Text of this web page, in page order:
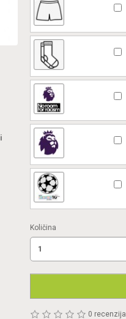
Količina
0 recenzija